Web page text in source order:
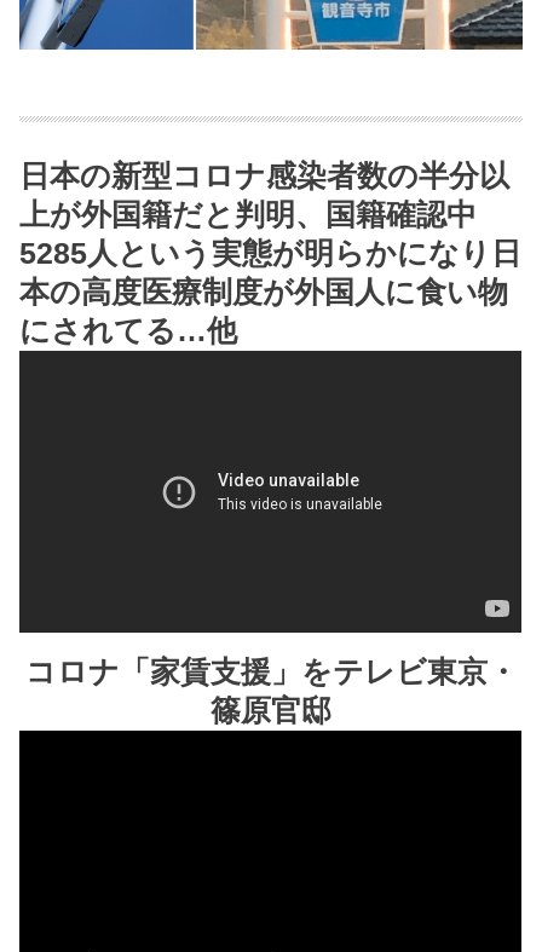
日本の新型コロナ感染者数の半分以
上が外国籍だと判明、国籍確認中
5285人という実態が明らかになり日
本の高度医療制度が外国人に食い物
にされてる…他
コロナ「家賃支援」をテレビ東京・
篠原官邸